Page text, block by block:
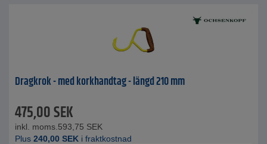
Dragkrok - med korkhandtag - längd 210 mm
475,00SEK
inkl. moms. 593,75 SEK
Plus 240,00 SEK i fraktkostnad